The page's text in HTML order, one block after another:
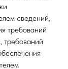
сведений,
требований
требований